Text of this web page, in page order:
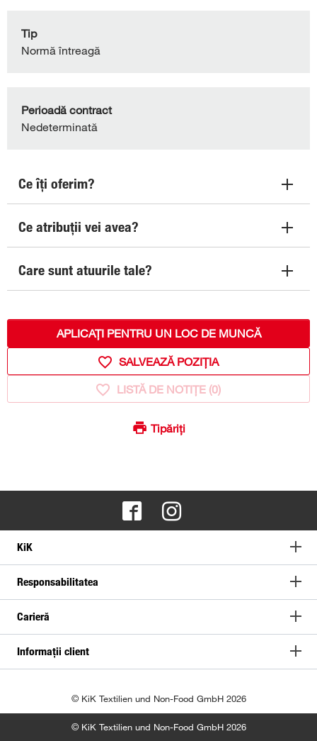
Ce îţi oferim?
Ce atribuţii vei avea?
Care sunt atuurile tale?
Tip
Normă întreagă
Perioadă contract
Nedeterminată
APLICAȚI PENTRU UN LOC DE MUNCĂ
SALVEAZĂ POZIȚIA
LISTĂ DE NOTIȚE (0)
Tipăriți
KiK
Responsabilitatea
Carieră
Informații client
© KiK Textilien und Non-Food GmbH 2026
© KiK Textilien und Non-Food GmbH 2026